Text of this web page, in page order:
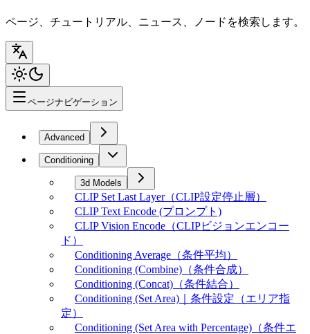
ページ、チュートリアル、ニュース、ノードを検索します。
ページナビゲーション
Advanced
Conditioning
3d Models
CLIP Set Last Layer（CLIP設定停止層）
CLIP Text Encode (プロンプト)
CLIP Vision Encode（CLIPビジョンエンコー
ド）
Conditioning Average（条件平均）
Conditioning (Combine)（条件合成）
Conditioning (Concat)（条件結合）
Conditioning (Set Area)｜条件設定（エリア指
定）
Conditioning (Set Area with Percentage)（条件エ